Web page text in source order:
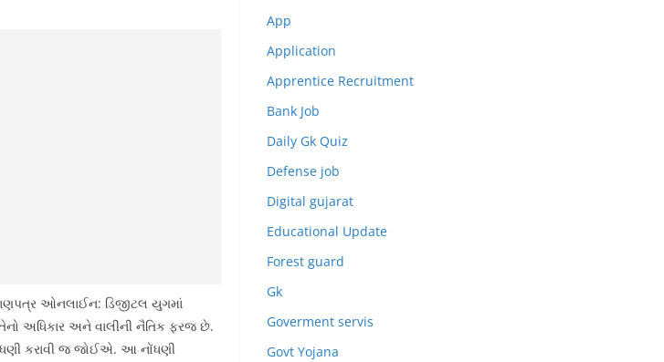
ઓનલાઈન: ડિજીટલ યુગમાં
અધિકાર અને વાલીની નૈતિક ફરજ છે.
કરાવી જ જોઈએ. આ નોંધણી
App
Application
Apprentice Recruitment
Bank Job
Daily Gk Quiz
Defense job
Digital gujarat
Educational Update
Forest guard
Gk
Goverment servis
Govt Yojana